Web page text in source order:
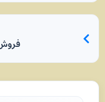
فروش ۳۶ متر غرفه/